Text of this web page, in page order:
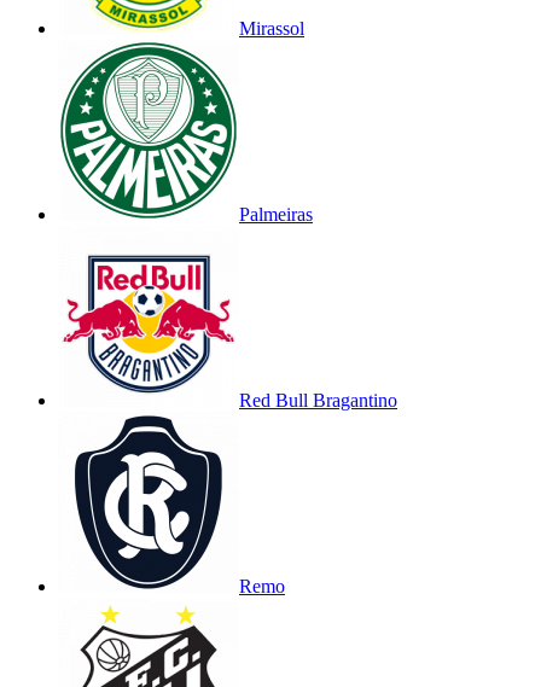
Mirassol
Palmeiras
Red Bull Bragantino
Remo